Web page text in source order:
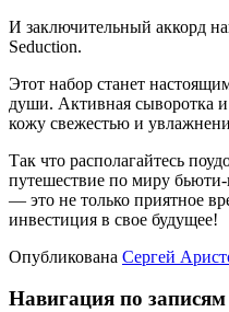
И заключительный аккорд
Seduction.
Этот набор станет
души. Активная сыворотка
кожу свежестью и
Так что располагайтесь
путешествие по миру
— это не только приятное
инвестиция в свое будущее!
Опубликована Сергей
Навигация по записям